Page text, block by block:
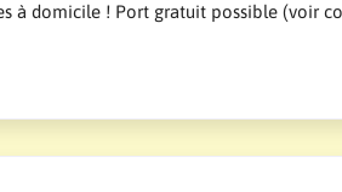
à domicile ! Port gratuit possible (voir